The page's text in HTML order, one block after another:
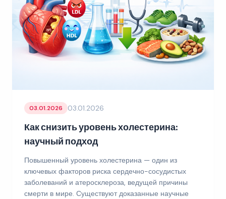
03.01.2026 03.01.2026
Как снизить уровень холестерина:
научный подход
Повышенный уровень холестерина — один из
ключевых факторов риска сердечно-сосудистых
заболеваний и атеросклероза, ведущей причины
смерти в мире. Существуют доказанные научные